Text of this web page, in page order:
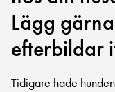
Lägg
efterbildar
Tidigare hade